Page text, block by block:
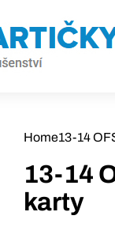
Home13-14
13-14
karty